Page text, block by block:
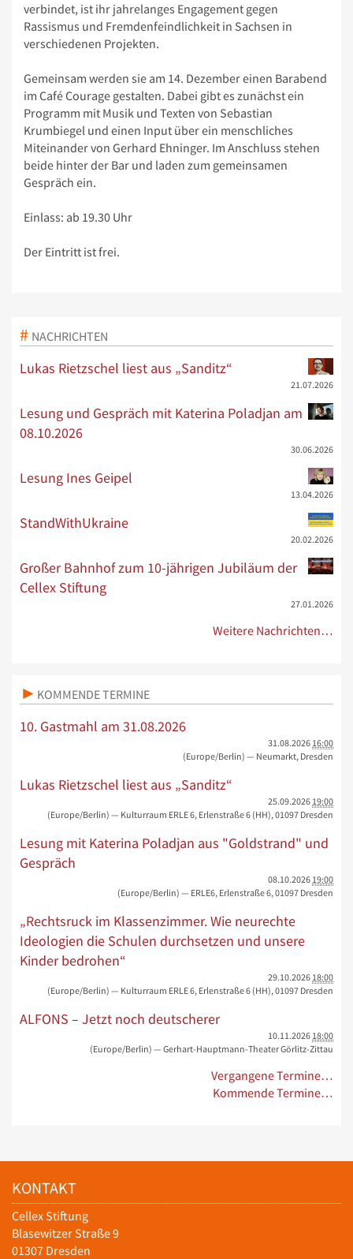
verbindet, ist ihr jahrelanges Engagement gegen
Rassismus und Fremdenfeindlichkeit in Sachsen in
verschiedenen Projekten.
Gemeinsam werden sie am 14. Dezember einen Barabend
im Café Courage gestalten. Dabei gibt es zunächst ein
Programm mit Musik und Texten von Sebastian
Krumbiegel und einen Input über ein menschliches
Miteinander von Gerhard Ehninger. Im Anschluss stehen
beide hinter der Bar und laden zum gemeinsamen
Gespräch ein.
Einlass: ab 19.30 Uhr
Der Eintritt ist frei.
NACHRICHTEN
Lukas Rietzschel liest aus „Sanditz“
21.07.2026
Lesung und Gespräch mit Katerina Poladjan am
08.10.2026
30.06.2026
Lesung Ines Geipel
13.04.2026
StandWithUkraine
20.02.2026
Großer Bahnhof zum 10-jährigen Jubiläum der
Cellex Stiftung
27.01.2026
Weitere Nachrichten…
KOMMENDE TERMINE
10. Gastmahl am 31.08.2026
31.08.2026 16:00
(Europe/Berlin) — Neumarkt, Dresden
Lukas Rietzschel liest aus „Sanditz“
25.09.2026 19:00
(Europe/Berlin) — Kulturraum ERLE 6, Erlenstraße 6 (HH), 01097 Dresden
Lesung mit Katerina Poladjan aus "Goldstrand" und
Gespräch
08.10.2026 19:00
(Europe/Berlin) — ERLE6, Erlenstraße 6, 01097 Dresden
„Rechtsruck im Klassenzimmer. Wie neurechte
Ideologien die Schulen durchsetzen und unsere
Kinder bedrohen“
29.10.2026 18:00
(Europe/Berlin) — Kulturraum ERLE 6, Erlenstraße 6 (HH), 01097 Dresden
ALFONS – Jetzt noch deutscherer
10.11.2026 18:00
(Europe/Berlin) — Gerhart-Hauptmann-Theater Görlitz-Zittau
Vergangene Termine…
Kommende Termine…
KONTAKT
Cellex Stiftung
Blasewitzer Straße 9
01307 Dresden